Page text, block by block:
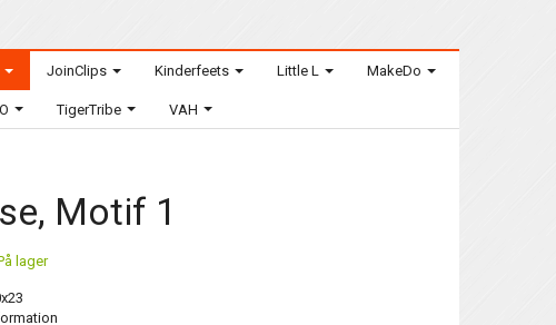
JoinClips Kinderfeets Little L MakeDo
TigerTribe VAH
Motif 1
lager